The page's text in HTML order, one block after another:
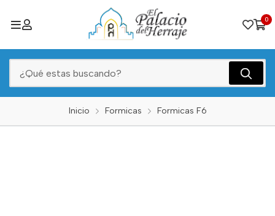
0
Inicio Formicas Formicas F6